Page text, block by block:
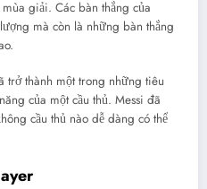
giải. Các bàn thắng của
mà còn là những bàn thắng
trở thành một trong những tiêu
của một cầu thủ. Messi đã
cầu thủ nào dễ dàng có thể